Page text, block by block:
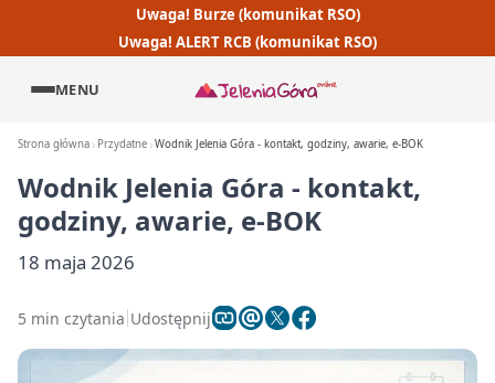
Uwaga! Burze (komunikat RSO)
Uwaga! ALERT RCB (komunikat RSO)
MENU
Strona główna Przydatne Wodnik Jelenia Góra - kontakt, godziny, awarie, e-BOK
Wodnik Jelenia Góra - kontakt,
godziny, awarie, e-BOK
18 maja 2026
5 min czytania Udostępnij